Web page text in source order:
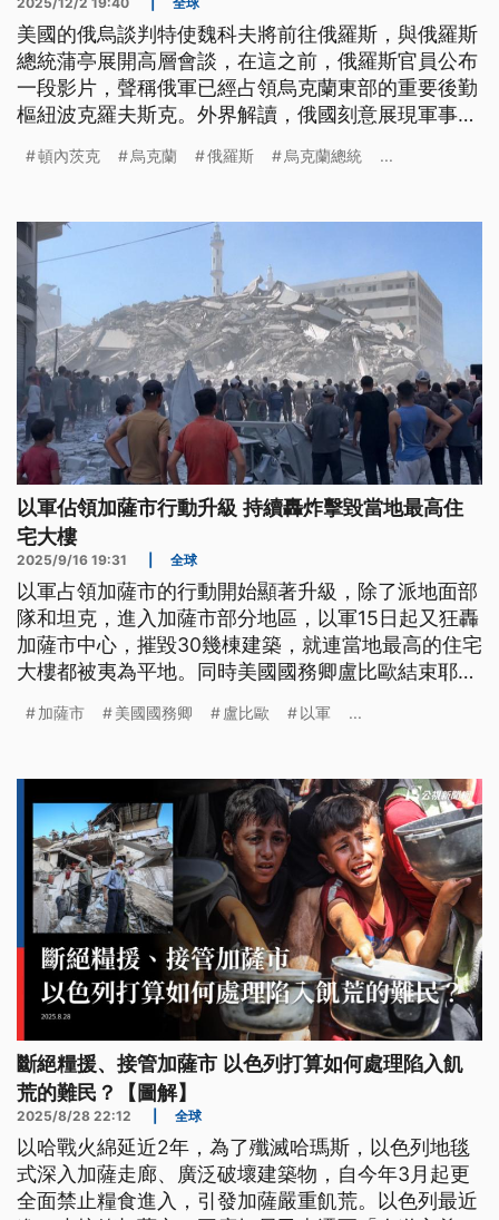
美國的俄烏談判特使魏科夫將前往俄羅斯，與俄羅斯
總統蒲亭展開高層會談，在這之前，俄羅斯官員公布
一段影片，聲稱俄軍已經占領烏克蘭東部的重要後勤
樞紐波克羅夫斯克。外界解讀，俄國刻意展現軍事優
在法國訪問，表明希望得到美國和歐洲的具體承諾，
的領土歸屬問題。
頓內茨克 烏克蘭 俄羅斯 烏克蘭總統 ...
以軍佔領加薩市行動升級 持續轟炸擊毀當地最高住
宅大樓
2025/9/16 19:31 全球
以軍占領加薩市的行動開始顯著升級，除了派地面部
隊和坦克，進入加薩市部分地區，以軍15日起又狂轟
加薩市中心，摧毀30幾棟建築，就連當地最高的住宅
大樓都被夷為平地。同時美國國務卿盧比歐結束耶路
川普政府力挺以色列的立場，也向哈瑪斯喊話，他警
加薩市 美國國務卿 盧比歐 以軍 ...
斷絕糧援、接管加薩市 以色列打算如何處理陷入飢
荒的難民？【圖解】
2025/8/28 22:12 全球
以哈戰火綿延近2年，為了殲滅哈瑪斯，以色列地毯
式深入加薩走廊、廣泛破壞建築物，自今年3月起更
全面禁止糧食進入，引發加薩嚴重飢荒。以色列最近